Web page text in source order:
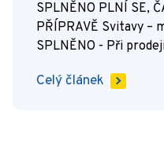
SPLNĚNO PLNÍ SE,
PŘÍPRAVĚ Svitavy –
SPLNĚNO - Při
Celý článek